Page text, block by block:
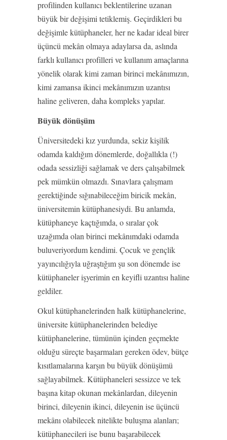
profilinden kullanıcı beklentilerine uzanan
büyük bir değişimi tetiklemiş. Geçirdikleri bu
değişimle kütüphaneler, her ne kadar ideal birer
üçüncü mekân olmaya adaylarsa da, aslında
farklı kullanıcı profilleri ve kullanım amaçlarına
yönelik olarak kimi zaman birinci mekânımızın,
kimi zamansa ikinci mekânımızın uzantısı
haline geliveren, daha kompleks yapılar.
Büyük dönüşüm
Üniversitedeki kız yurdunda, sekiz kişilik
odamda kaldığım dönemlerde, doğallıkla (!)
odada sessizliği sağlamak ve ders çalışabilmek
pek mümkün olmazdı. Sınavlara çalışmam
gerektiğinde sığınabileceğim biricik mekân,
üniversitemin kütüphanesiydi. Bu anlamda,
kütüphaneye kaçtığımda, o sıralar çok
uzağımda olan birinci mekânımdaki odamda
buluveriyordum kendimi. Çocuk ve gençlik
yayıncılığıyla uğraştığım şu son dönemde ise
kütüphaneler işyerimin en keyifli uzantısı haline
geldiler.
Okul kütüphanelerinden halk kütüphanelerine,
üniversite kütüphanelerinden belediye
kütüphanelerine, tümünün içinden geçmekte
olduğu süreçte başarmaları gereken ödev, bütçe
kısıtlamalarına karşın bu büyük dönüşümü
sağlayabilmek. Kütüphaneleri sessizce ve tek
başına kitap okunan mekânlardan, dileyenin
birinci, dileyenin ikinci, dileyenin ise üçüncü
mekânı olabilecek nitelikte buluşma alanları;
kütüphanecileri ise bunu başarabilecek